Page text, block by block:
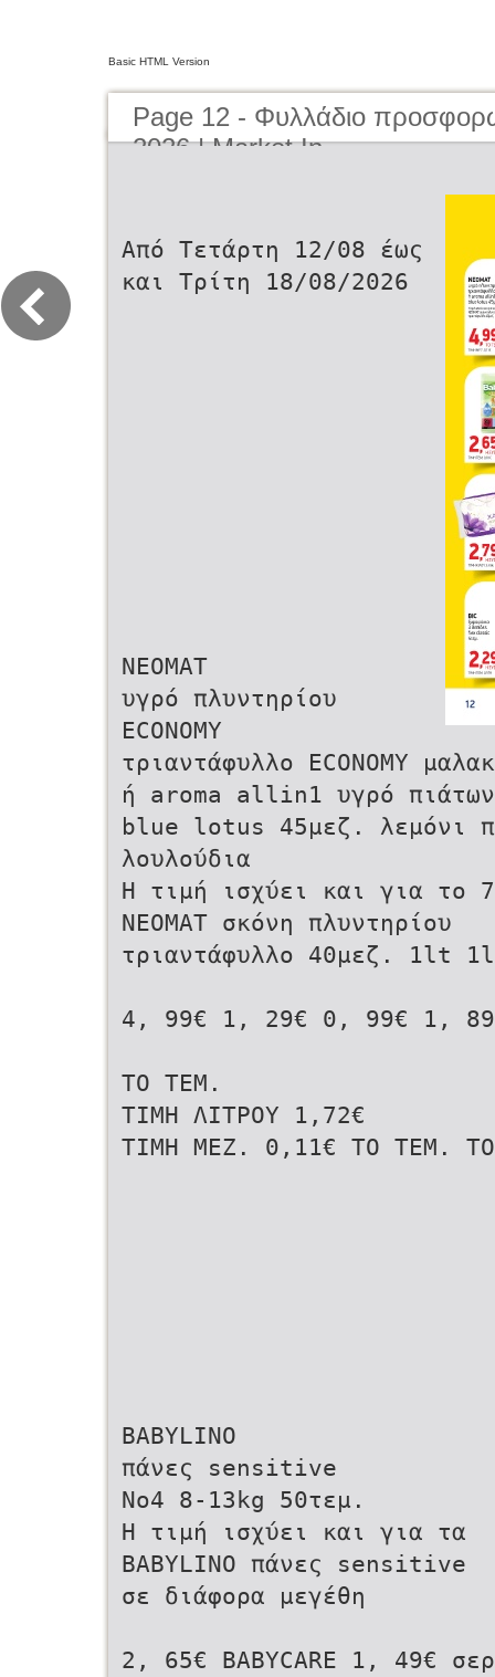
Basic HTML Version
Page 12 - Φυλλάδιο
2026 | Market In
Από Τετάρτη 12/08 έως
και Τρίτη 18/08/2026
NEOMAT
υγρό πλυντηρίου
ECONOMY
τριαντάφυλλο ECONOMY
ή aroma allin1 υγρό
blue lotus 45μεζ. λεμόνι
λουλούδια
Η τιμή ισχύει και για το
NEOMAT σκόνη πλυντηρίου
τριαντάφυλλο 40μεζ. 1lt
4, 99€ 1, 29€ 0, 99€ 1,
ΤΟ ΤΕΜ.
ΤΙΜΗ ΛΙΤΡΟΥ 1,72€
ΤΙΜΗ MEZ. 0,11€ ΤΟ ΤΕΜ.
BABYLINO
πάνες sensitive
Νο4 8-13kg 50τεμ.
Η τιμή ισχύει και για τα
BABYLINO πάνες sensitive
σε διάφορα μεγέθη
2, 65€ BABYCARE 1, 49€